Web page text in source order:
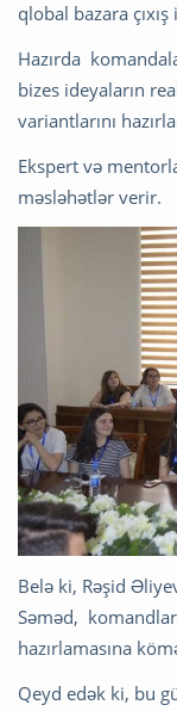
qlobal bazara
Hazırda
bizes ideyaların
variantlarını
Ekspert və
məsləhətlər verir.
Belə ki, Rəşid
Səməd,
hazırlamasına
Qeyd edək ki, bu